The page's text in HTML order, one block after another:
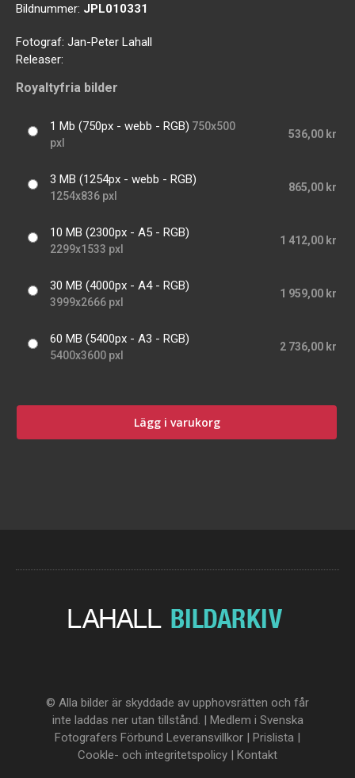
Bildnummer: JPL010331
Fotograf: Jan-Peter Lahall
Releaser:
Royaltyfria bilder
1 Mb (750px - webb - RGB) 750x500
pxl
536,00 kr
3 MB (1254px - webb - RGB)
1254x836 pxl
865,00 kr
10 MB (2300px - A5 - RGB)
2299x1533 pxl
1 412,00 kr
30 MB (4000px - A4 - RGB)
3999x2666 pxl
1 959,00 kr
60 MB (5400px - A3 - RGB)
5400x3600 pxl
2 736,00 kr
Lägg i varukorg
© Alla bilder är skyddade av upphovsrätten och får
inte laddas ner utan tillstånd. | Medlem i Svenska
Fotografers Förbund Leveransvillkor | Prislista |
Cookle- och integritetspolicy | Kontakt